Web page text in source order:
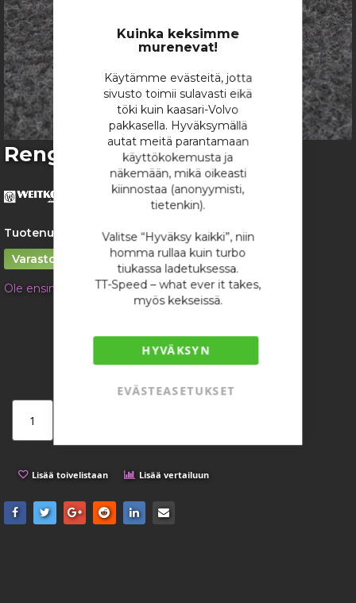
Close
Cookie
Kuinka keksimme
murenevat!
Käytämme evästeitä, jotta
sivusto toimii sulavasti eikä
töki kuin kaasari-Volvo
pakkasella. Hyväksymällä
autat meitä parantamaan
käyttökokemusta ja
näkemään, mikä oikeasti
kiinnostaa (anonyymisti,
tietenkin).
Valitse “Hyväksy kaikki”, niin
homma rullaa kuin turbo
tiukassa ladetuksessa.
TT-Speed – what ever it takes,
myös kekseissä.
HYVÄKSYN
EVÄSTEASETUKSET
Skip
to
beginning
the
gallery
Rengasliitin M8 - 16mm2
Tuotenumero:
2092
Varastossa
Ole ensimmäinen tuotteen arvostelija
/ kappale
Lisää toivelistaan Lisää vertailuun